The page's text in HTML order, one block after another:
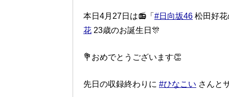
本日4月27日は📻「 #日向坂46 松田好
花 23歳のお誕生日🎊
💐おめでとうございます👏
先日の収録終わりに #ひなこい さんと